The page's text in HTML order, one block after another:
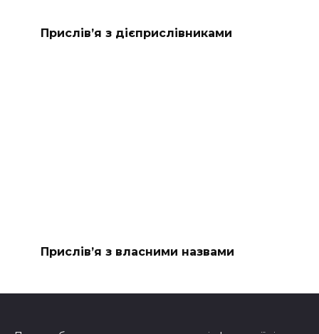
Прислів’я з дієприслівниками
Прислів’я з власними назвами